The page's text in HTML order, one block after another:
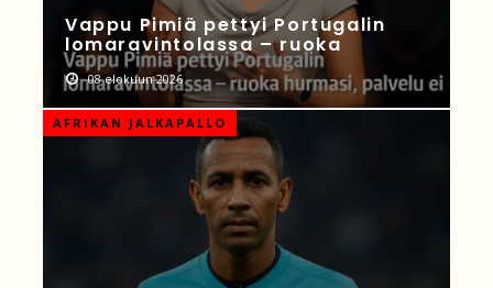
Vappu Pimiä pettyi Portugalin
lomaravintolassa – ruoka
08 elokuun 2026
AFRIKAN JALKAPALLO